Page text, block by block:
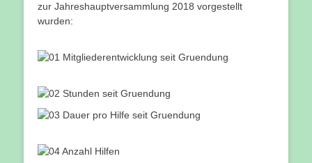
zur Jahreshauptversammlung 2018 vorgestellt
wurden: